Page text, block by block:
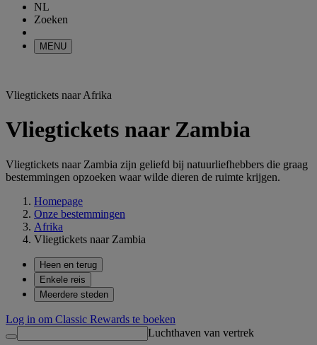
NL
Zoeken
MENU
Vliegtickets naar Afrika
Vliegtickets naar Zambia
Vliegtickets naar Zambia zijn geliefd bij natuurliefhebbers die graag
bestemmingen opzoeken waar wilde dieren de ruimte krijgen.
Homepage
Onze bestemmingen
Afrika
Vliegtickets naar Zambia
Heen en terug
Enkele reis
Meerdere steden
Log in om Classic Rewards te boeken
Luchthaven van vertrek